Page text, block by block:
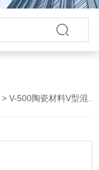
> V-500陶瓷材料V型混合机